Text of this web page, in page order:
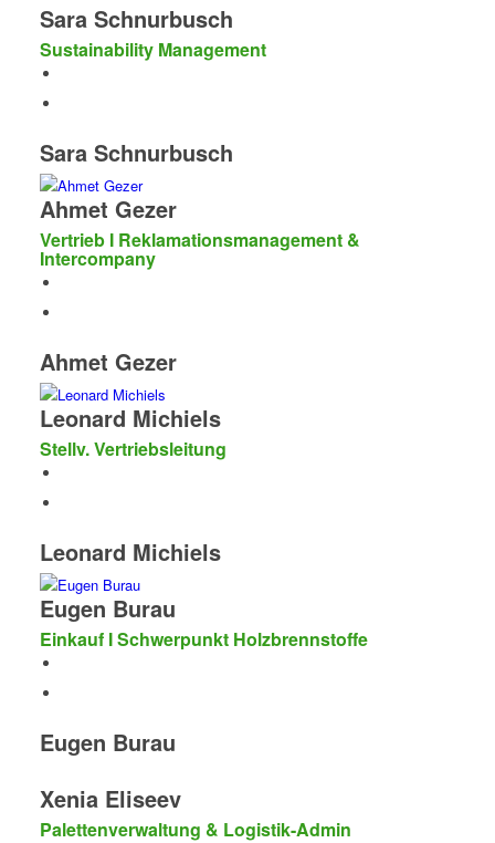
Sara Schnurbusch
Sustainability Management
Sara Schnurbusch
Ahmet Gezer
Vertrieb I Reklamationsmanagement &
Intercompany
Ahmet Gezer
Leonard Michiels
Stellv. Vertriebsleitung
Leonard Michiels
Eugen Burau
Einkauf I Schwerpunkt Holzbrennstoffe
Eugen Burau
Xenia Eliseev
Palettenverwaltung & Logistik-Admin